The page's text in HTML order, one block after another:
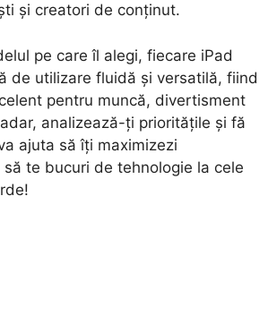
și creatori de conținut.
pe care îl alegi, fiecare iPad
de utilizare fluidă și versatilă, fiind
pentru muncă, divertisment
analizează-ți prioritățile și fă
ajuta să îți maximizezi
te bucuri de tehnologie la cele